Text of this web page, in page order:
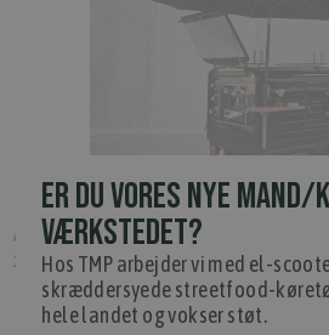
Ape 50 kaffevogn sort
2-4 uger
ER DU VORES NYE MAND/
VÆRKSTEDET?
Hos TMP arbejder vi med el-
skræddersyede streetfood-
hele landet og vokser støt.